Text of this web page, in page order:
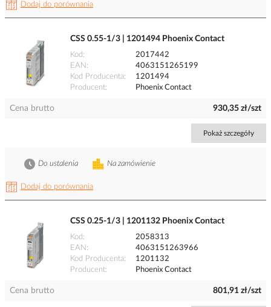
Dodaj do porównania
CSS 0.55-1/3 | 1201494 Phoenix Contact
Kod
2017442
EAN
4063151265199
Kod Producenta
1201494
Producent
Phoenix Contact
Cena brutto 930,35 zł/szt
Pokaż szczegóły
Dodaj do porównania
Na zamówienie
Do ustalenia
CSS 0.25-1/3 | 1201132 Phoenix Contact
Kod
2058313
EAN
4063151263966
Kod Producenta
1201132
Producent
Phoenix Contact
Cena brutto 801,91 zł/szt